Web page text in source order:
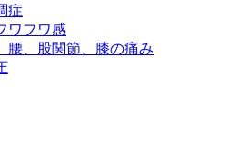
症
ワフワ感
腰、股関節、膝の痛み